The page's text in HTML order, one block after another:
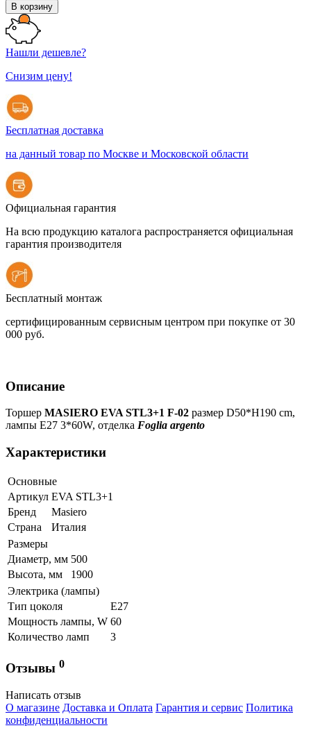
В корзину
Нашли дешевле?
Снизим цену!
Бесплатная доставка
на данный товар по Москве и Московской области
Официальная гарантия
На всю продукцию каталога распространяется официальная
гарантия производителя
Бесплатный монтаж
сертифицированным сервисным центром при покупке от 30
000 руб.
Описание
Торшер MASIERO EVA STL3+1 F-02 размер D50*H190 cm,
лампы E27 3*60W, отделка Foglia argento
Характеристики
Основные
Артикул EVA STL3+1
Бренд
Masiero
Страна
Италия
Размеры
Диаметр, мм 500
Высота, мм
1900
Электрика (лампы)
Тип цоколя
Е27
Мощность лампы, W 60
Количество ламп
3
Отзывы 0
Написать отзыв
О магазине Доставка и Оплата Гарантия и сервис Политика
конфиденциальности